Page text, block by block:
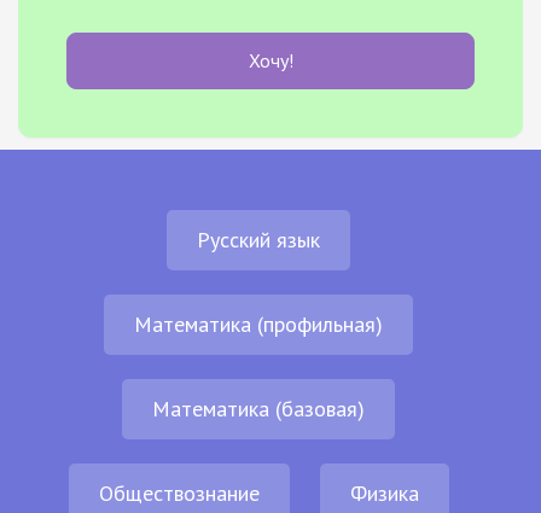
Хочу!
Русский язык
Математика (профильная)
Математика (базовая)
Обществознание Физика